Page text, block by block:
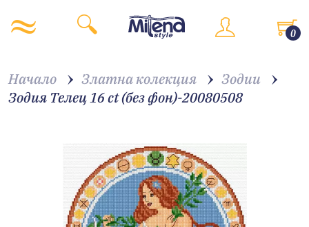
0
Начало Златна колекция
Зодии
Зодия Телец 16 ct (без фон)-20080508